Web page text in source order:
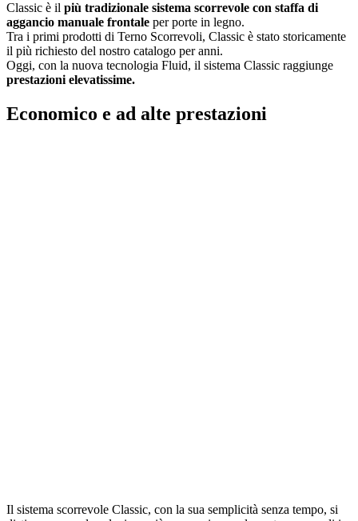
Classic è il più tradizionale sistema scorrevole con staffa di
aggancio manuale frontale per porte in legno.
Tra i primi prodotti di Terno Scorrevoli, Classic è stato storicamente
il più richiesto del nostro catalogo per anni.
Oggi, con la nuova tecnologia Fluid, il sistema Classic raggiunge
prestazioni elevatissime.
Economico e ad alte prestazioni
Il sistema scorrevole Classic, con la sua semplicità senza tempo, si